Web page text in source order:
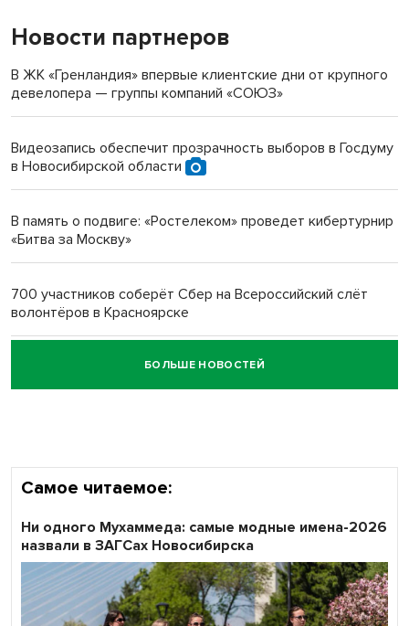
«Мы живём на пастбище!»: в новосибирском селе лошади
терроризируют жителей
Новосибирский преподаватель с женой вошли в топ-16
Новости партнеров
В ЖК «Гренландия» впервые клиентские дни от крупного
девелопера — группы компаний «СОЮЗ»
Видеозапись обеспечит прозрачность выборов в Госдуму
в Новосибирской области
В память о подвиге: «Ростелеком» проведет кибертурнир
«Битва за Москву»
700 участников соберёт Сбер на Всероссийский слёт
волонтёров в Красноярске
Честный выбор: видеонаблюдение обеспечит
объективность результатов ЕДГ в Новосибирской
БОЛЬШЕ НОВОСТЕЙ
Самое читаемое:
Ни одного Мухаммеда: самые модные имена-2026
назвали в ЗАГСах Новосибирска